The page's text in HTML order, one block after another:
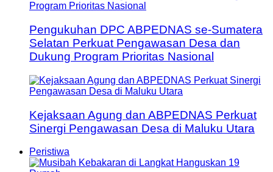
Pengukuhan DPC ABPEDNAS se-Sumatera
Selatan Perkuat Pengawasan Desa dan
Dukung Program Prioritas Nasional
Kejaksaan Agung dan ABPEDNAS Perkuat
Sinergi Pengawasan Desa di Maluku Utara
Peristiwa